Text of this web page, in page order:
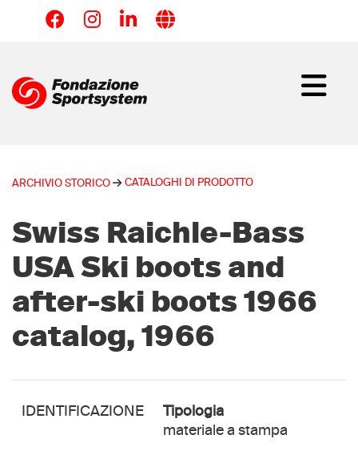
principale
ARCHIVIO STORICO CATALOGHI DI PRODOTTO
Swiss Raichle-Bass
USA Ski boots and
after-ski boots 1966
catalog, 1966
IDENTIFICAZIONE
Tipologia
materiale a stampa